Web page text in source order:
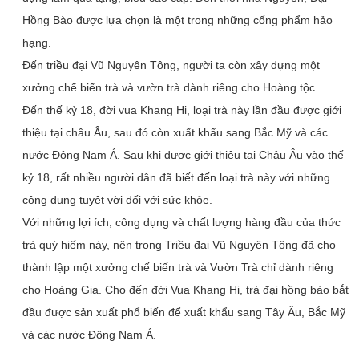
Hồng Bào được lựa chọn là một trong những cống phẩm hảo
hạng.
Đến triều đại Vũ Nguyên Tông, người ta còn xây dựng một
xưởng chế biến trà và vườn trà dành riêng cho Hoàng tộc.
Đến thế kỷ 18, đời vua Khang Hi, loại trà này lần đầu được giới
thiệu tại châu Âu, sau đó còn xuất khẩu sang Bắc Mỹ và các
nước Đông Nam Á. Sau khi được giới thiệu tại Châu Âu vào thế
kỷ 18, rất nhiều người dân đã biết đến loại trà này với những
công dụng tuyệt vời đối với sức khỏe.
Với những lợi ích, công dụng và chất lượng hàng đầu của thức
trà quý hiếm này, nên trong Triều đại Vũ Nguyên Tông đã cho
thành lập một xưởng chế biến trà và Vườn Trà chỉ dành riêng
cho Hoàng Gia. Cho đến đời Vua Khang Hi, trà đại hồng bào bắt
đầu được sản xuất phổ biến để xuất khẩu sang Tây Âu, Bắc Mỹ
và các nước Đông Nam Á.